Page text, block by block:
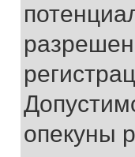
опекуны